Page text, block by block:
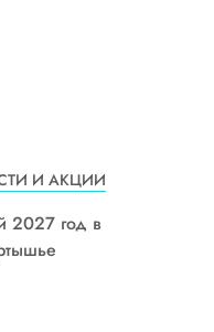
И АКЦИИ
2027 год в